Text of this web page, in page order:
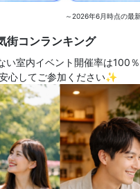
～2026年6月時点の最
街コンランキング
室内イベント開催率は100％
心してご参加ください✨